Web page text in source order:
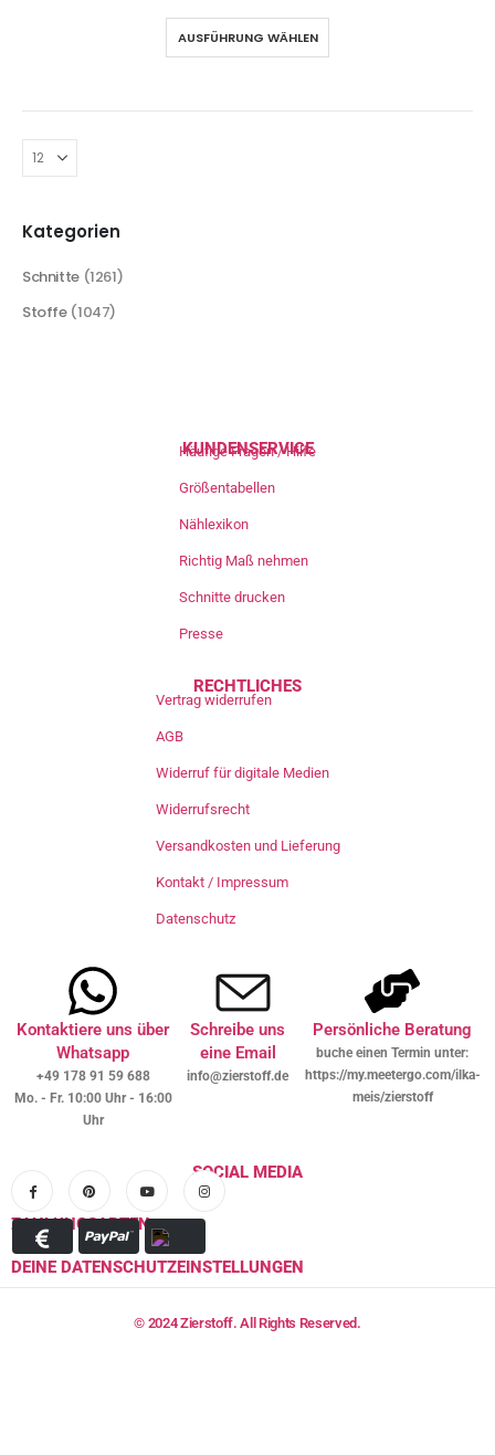
AUSFÜHRUNG WÄHLEN
Kategorien
Schnitte (1261)
Stoffe (1047)
KUNDENSERVICE
Häufige Fragen / Hilfe
Größentabellen
Nählexikon
Richtig Maß nehmen
Schnitte drucken
Presse
RECHTLICHES
Vertrag widerrufen
AGB
Widerruf für digitale Medien
Widerrufsrecht
Versandkosten und Lieferung
Kontakt / Impressum
Datenschutz
Kontaktiere uns über
Whatsapp
+49 178 91 59 688
Mo. - Fr. 10:00 Uhr - 16:00
Uhr
Schreibe uns
eine Email
info@zierstoff.de
Persönliche Beratung
buche einen Termin unter:
https://my.meetergo.com/ilka-
meis/zierstoff
SOCIAL MEDIA
ZAHLUNGSARTEN
DEINE DATENSCHUTZEINSTELLUNGEN
© 2024 Zierstoff. All Rights Reserved.